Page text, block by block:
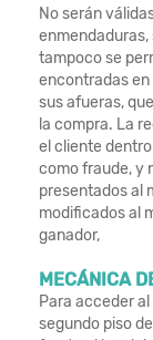
No serán
enmendaduras,
tampoco se
encontradas en
sus afueras,
la compra. La
el cliente
como fraude, y
presentados al
modificados al
ganador,
MECÁNICA
Para acceder
segundo piso